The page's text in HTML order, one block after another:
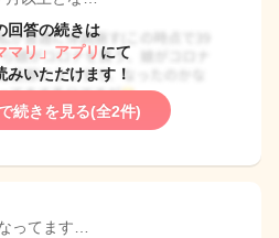
回答の続きは
マリ」アプリ にて
みいただけます！
続きを見る(全2件)
ってます…